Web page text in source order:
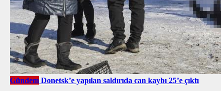
Gündem Donetsk’e yapılan saldırıda can kaybı 25’e çıktı